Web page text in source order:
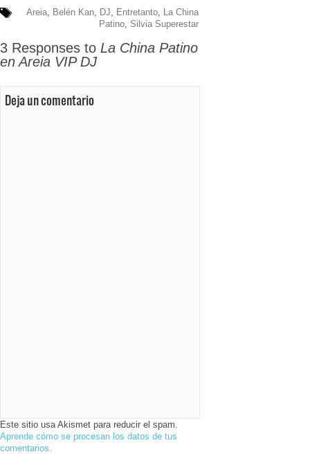
Areia, Belén Kan, DJ, Entretanto, La China
Patino, Silvia Superestar
3 Responses to La China Patino
en Areia VIP DJ
Deja un comentario
Este sitio usa Akismet para reducir el spam.
Aprende cómo se procesan los datos de tus
comentarios.